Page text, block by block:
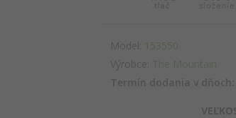
Model: 153550
Termín dodania v dňoch:
Výrobce: The Mountain